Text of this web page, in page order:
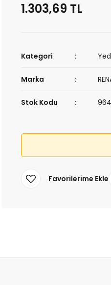
1.303,69 TL
Kategori
Marka
Stok Kodu